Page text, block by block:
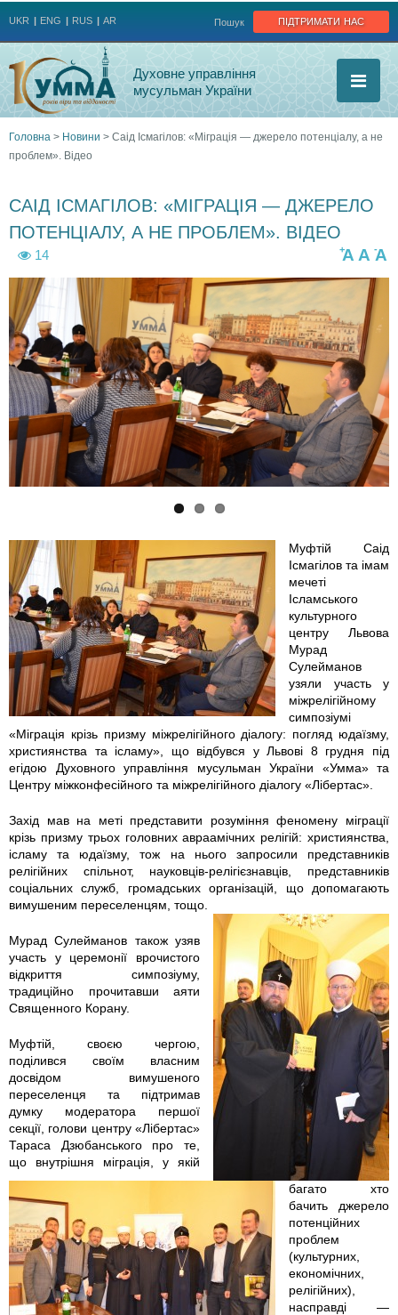
підтримати нас
Пошук
UKR ENG RUS AR
Духовне управління
мусульман України
Ви
є
тут
Головна > Новини > Саід Ісмагілов: «Міграція — джерело потенціалу, а не
проблем». Відео
САІД ІСМАГІЛОВ: «МІГРАЦІЯ — ДЖЕРЕЛО
ПОТЕНЦІАЛУ, А НЕ ПРОБЛЕМ». ВІДЕО
14 -A
A
+A
D
S
C
_
0
4
1
_
н
о
в
ы
-
р
а
з
м
р
.
j
p
D
S
C
_
0
5
9
_
н
о
в
ы
-
р
а
з
м
р
.
j
p
D
S
C
_
0
5
6
-
1
_
н
о
ы
й
-
р
а
м
е
р
p
g
Муфтій Саід
Ісмагілов та імам
мечеті
Ісламського
культурного
центру Львова
Мурад
Сулейманов
узяли участь у
міжрелігійному
симпозіумі
«Міграція крізь призму міжрелігійного діалогу: погляд юдаїзму,
християнства та ісламу», що відбувся у Львові 8 грудня під
егідою Духовного управління мусульман України «Умма» та
Центру міжконфесійного та міжрелігійного діалогу «Лібертас».
Захід мав на меті представити розуміння феномену міграції
крізь призму трьох головних авраамічних релігій: християнства,
ісламу та юдаїзму, тож на нього запросили представників
релігійних спільнот, науковців-релігієзнавців, представників
соціальних служб, громадських організацій, що допомагають
вимушеним переселенцям, тощо.
Мурад Сулейманов також узяв
участь у церемонії врочистого
відкриття симпозіуму,
традиційно прочитавши аяти
Священного Корану.
Муфтій, своєю чергою,
поділився своїм власним
досвідом вимушеного
переселенця та підтримав
думку модератора першої
секції, голови центру «Лібертас»
Тараса Дзюбанського про те,
що внутрішня міграція, у якій
багато хто
бачить джерело
потенційних
проблем
(культурних,
економічних,
релігійних),
насправді —